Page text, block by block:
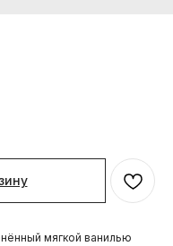
мягкой ванилью